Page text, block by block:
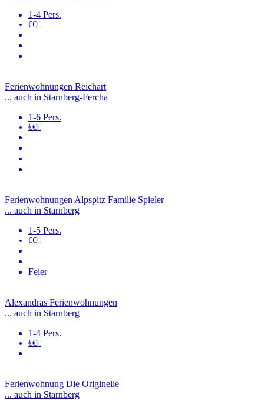
1-4 Pers.
€€€
Ferienwohnungen Reichart
... auch in Starnberg-Fercha
1-6 Pers.
€€€
Ferienwohnungen Alpspitz Familie Spieler
... auch in Starnberg
1-5 Pers.
€€€
Feier
Alexandras Ferienwohnungen
... auch in Starnberg
1-4 Pers.
€€€
Ferienwohnung Die Originelle
... auch in Starnberg